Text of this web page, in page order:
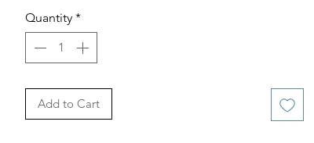
Quantity *
Add to Cart